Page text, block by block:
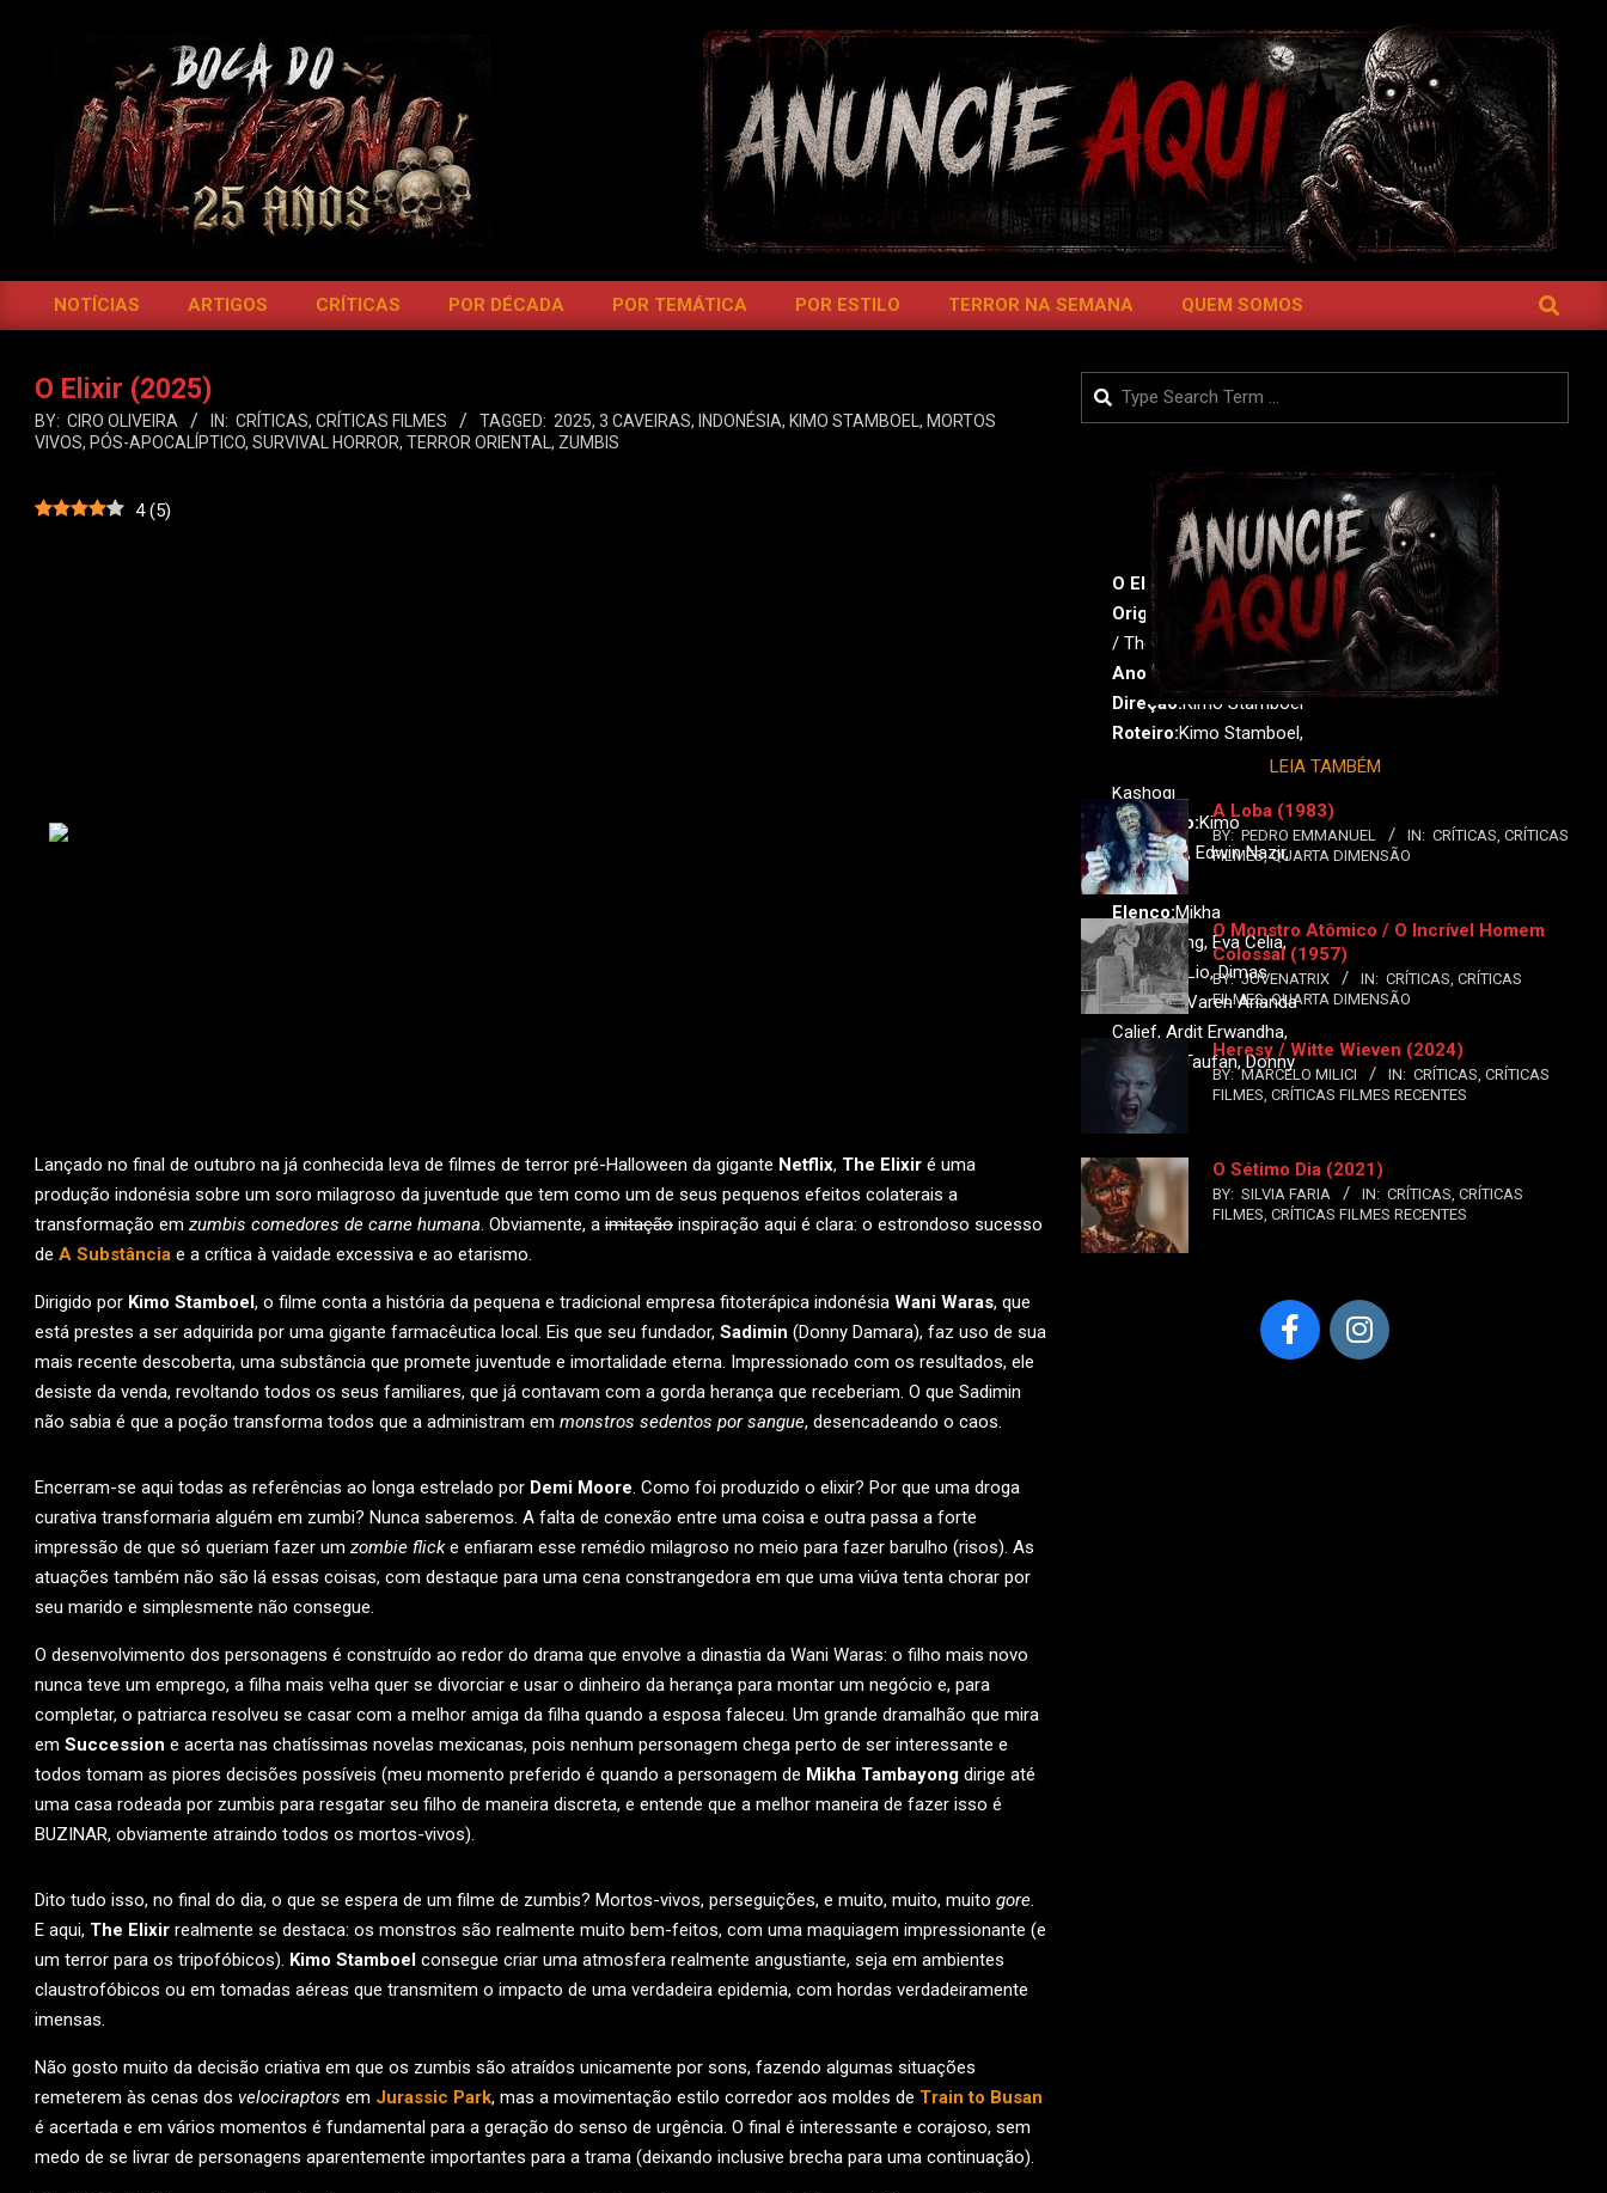
BOCA
DO
Primary
Menu
NOTÍCIAS ARTIGOS CRÍTICAS POR DÉCADA POR TEMÁTICA POR ESTILO TERROR NA SEMANA QUEM SOMOS SEARCH
O Elixir (2025)
BY: CIRO OLIVEIRA IN: CRÍTICAS, CRÍTICAS FILMES TAGGED: 2025, 3 CAVEIRAS, INDONÉSIA, KIMO STAMBOEL , MORTOS
VIVOS, PÓS-APOCALÍPTICO, SURVIVAL HORROR, TERROR ORIENTAL , ZUMBIS
4 (5)
O Elixir
Original:
Abadi Nan Jaya
/ The Elixir
Ano:2025• País:Indonésia
Direção:Kimo Stamboel
Roteiro:Kimo Stamboel,
Agasyah Karim, Khalid
Kashogi
Produção:Kimo
Stamboel, Edwin Nazir,
Marinelza
Elenco:Mikha
Tambayong, Eva Celia,
Marthino Lio, Dimas
Anggara, Varen Arianda
Calief, Ardit Erwandha,
Claresta Taufan, Donny
Damara
Lançado no final de outubro na já conhecida leva de filmes de terror pré-Halloween da gigante Netflix, The Elixir é uma
produção indonésia sobre um soro milagroso da juventude que tem como um de seus pequenos efeitos colaterais a
transformação em zumbis comedores de carne humana. Obviamente, a imitação inspiração aqui é clara: o estrondoso sucesso
de A Substância e a crítica à vaidade excessiva e ao etarismo.
Dirigido por Kimo Stamboel, o filme conta a história da pequena e tradicional empresa fitoterápica indonésia Wani Waras, que
está prestes a ser adquirida por uma gigante farmacêutica local. Eis que seu fundador, Sadimin (Donny Damara), faz uso de sua
mais recente descoberta, uma substância que promete juventude e imortalidade eterna. Impressionado com os resultados, ele
desiste da venda, revoltando todos os seus familiares, que já contavam com a gorda herança que receberiam. O que Sadimin
não sabia é que a poção transforma todos que a administram em monstros sedentos por sangue, desencadeando o caos.
Encerram-se aqui todas as referências ao longa estrelado por Demi Moore. Como foi produzido o elixir? Por que uma droga
curativa transformaria alguém em zumbi? Nunca saberemos. A falta de conexão entre uma coisa e outra passa a forte
impressão de que só queriam fazer um zombie flicke enfiaram esse remédio milagroso no meio para fazer barulho (risos). As
atuações também não são lá essas coisas, com destaque para uma cena constrangedora em que uma viúva tenta chorar por
seu marido e simplesmente não consegue.
O desenvolvimento dos personagens é construído ao redor do drama que envolve a dinastia da Wani Waras: o filho mais novo
nunca teve um emprego, a filha mais velha quer se divorciar e usar o dinheiro da herança para montar um negócio e, para
completar, o patriarca resolveu se casar com a melhor amiga da filha quando a esposa faleceu. Um grande dramalhão que mira
em Succession e acerta nas chatíssimas novelas mexicanas, pois nenhum personagem chega perto de ser interessante e
todos tomam as piores decisões possíveis (meu momento preferido é quando a personagem de Mikha Tambayong dirige até
uma casa rodeada por zumbis para resgatar seu filho de maneira discreta, e entende que a melhor maneira de fazer isso é
BUZINAR, obviamente atraindo todos os mortos-vivos).
Dito tudo isso, no final do dia, o que se espera de um filme de zumbis? Mortos-vivos, perseguições, e muito, muito, muito gore.
E aqui, The Elixir realmente se destaca: os monstros são realmente muito bem-feitos, com uma maquiagem impressionante (e
um terror para os tripofóbicos). Kimo Stamboel consegue criar uma atmosfera realmente angustiante, seja em ambientes
claustrofóbicos ou em tomadas aéreas que transmitem o impacto de uma verdadeira epidemia, com hordas verdadeiramente
imensas.
Não gosto muito da decisão criativa em que os zumbis são atraídos unicamente por sons, fazendo algumas situações
remeterem às cenas dos velociraptors em Jurassic Park, mas a movimentação estilo corredor aos moldes de Train to Busan
é acertada e em vários momentos é fundamental para a geração do senso de urgência. O final é interessante e corajoso, sem
medo de se livrar de personagens aparentemente importantes para a trama (deixando inclusive brecha para uma continuação).
Search
LEIA TAMBÉM
A Loba (1983)
BY: PEDRO EMMANUEL IN: CRÍTICAS, CRÍTICAS
FILMES,QUARTA DIMENSÃO
O Monstro Atômico / O Incrível Homem
Colossal (1957)
BY: JUVENATRIX IN: CRÍTICAS, CRÍTICAS
FILMES,QUARTA DIMENSÃO
Heresy / Witte Wieven (2024)
BY: MARCELO MILICI IN: CRÍTICAS, CRÍTICAS
FILMES, CRÍTICAS FILMES RECENTES
O Sétimo Dia (2021)
BY: SILVIA FARIA IN: CRÍTICAS, CRÍTICAS
FILMES, CRÍTICAS FILMES RECENTES